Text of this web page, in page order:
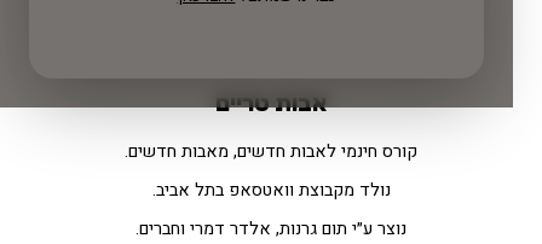
אבות טריים
קורס חינמי לאבות חדשים, מאבות חדשים.
נולד מקבוצת וואטסאפ בתל אביב.
נוצר ע״י תום גרנות, אלדר דמרי וחברים.